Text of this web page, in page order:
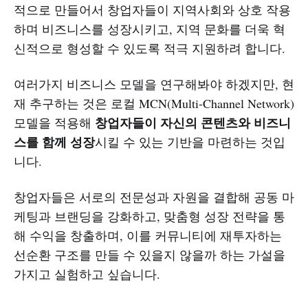
적으로 만들어서 창업자들이 지역사회와 상호 작용
하며 비즈니스를 성장시키고, 지역 문화를 더욱 혁
신적으로 형성할 수 있도록 적극 지원하려 합니다.
여러가지 비즈니스 모델을 연구해봐야 하겠지만, 현
재 추구하는 것은 로컬 MCN(Multi-Channel Network)
모델을 적용해 창업자들이 자신의 콘텐츠와 비즈니
스를 함께 성장시킬 수 있는 기반을 마련하는 것입
니다.
창업자들은 서로의 전문성과 자원을 결합해 공동 마
케팅과 브랜딩을 강화하고, 맞춤형 성장 전략을 통
해 수익을 창출하며, 이를 커뮤니티에 재투자하는
선순환 구조를 만들 수 있을지 않을까 하는 가설을
가지고 실험하고 싶습니다.